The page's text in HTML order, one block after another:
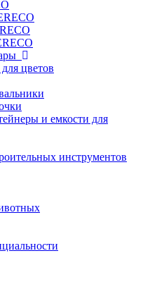
цветов
и емкости для
инструментов